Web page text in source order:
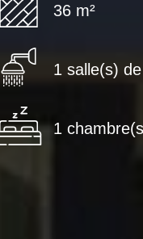
36 m²
1 salle(s)
1